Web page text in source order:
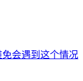
会遇到这个情况